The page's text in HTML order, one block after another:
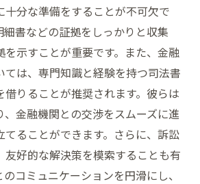
十分な準備をすることが不可欠で
細書などの証拠をしっかりと収集
を示すことが重要です。また、金融
ては、専門知識と経験を持つ司法書
りることが推奨されます。彼らは
金融機関との交渉をスムーズに進
てることができます。さらに、訴訟
友好的な解決策を模索することも有
コミュニケーションを円滑にし、